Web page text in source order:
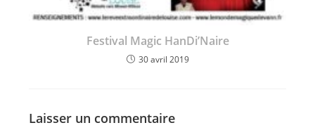
Festival Magic HanDi’Naire
30 avril 2019
Laisser un commentaire